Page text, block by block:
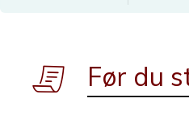
Før du